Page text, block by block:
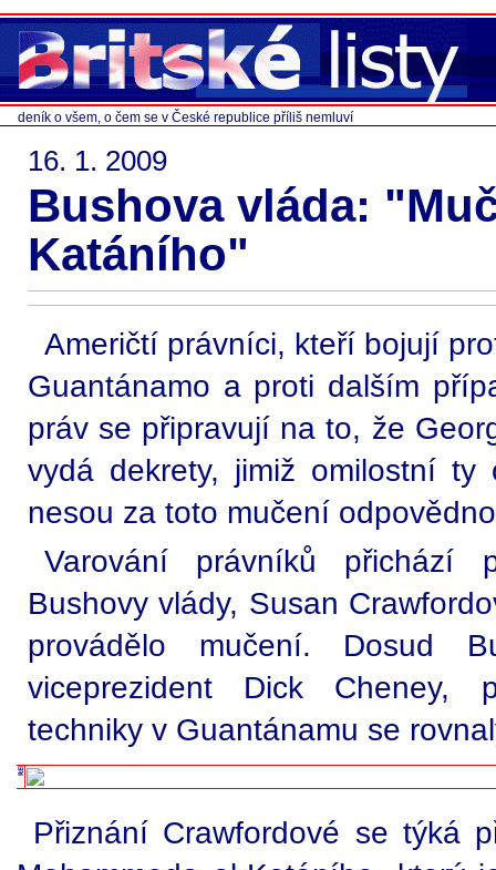
deník o všem, o čem se v České republice příliš nemluví
16. 1. 2009
Bushova vláda:
Katáního"
Američtí právníci, kteří bojují
Guantánamo a proti dalším
práv se připravují na to, že
vydá dekrety, jimiž omilostní
nesou za toto mučení
Varování právníků přichází
Bushovy vlády, Susan
provádělo mučení. Dosud
viceprezident Dick Cheney,
techniky v Guantánamu se
Přiznání Crawfordové se týká